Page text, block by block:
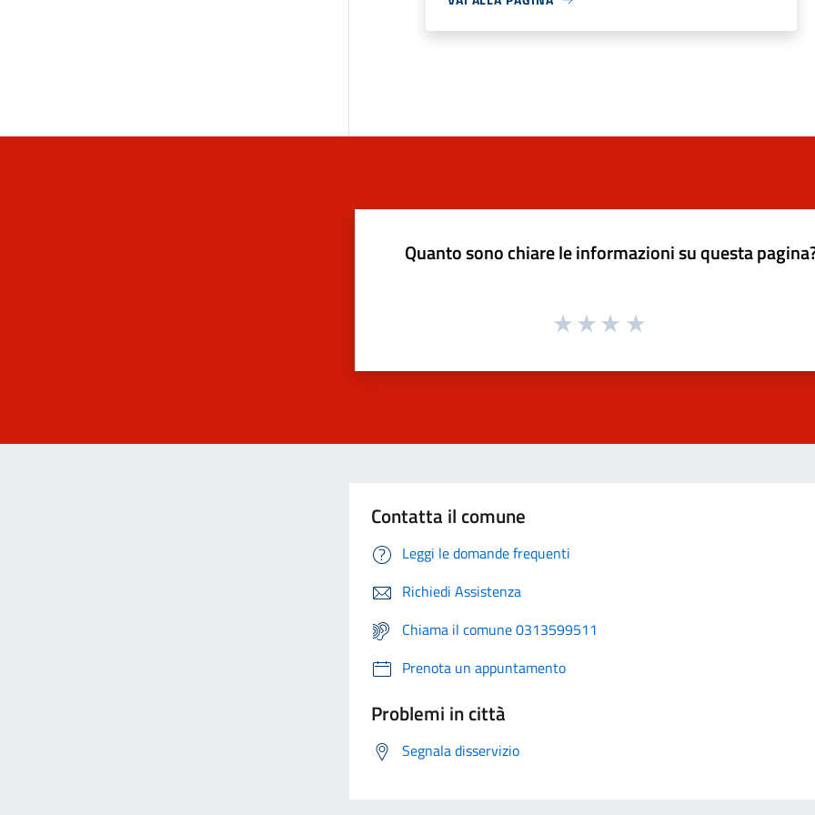
Quanto sono chiare le informazioni su questa
Contatta il comune
Leggi le domande frequenti
Richiedi Assistenza
Chiama il comune 0313599511
Prenota un appuntamento
Problemi in città
Segnala disservizio